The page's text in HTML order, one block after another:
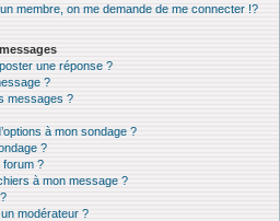
membre, on me demande de me connecter !?
une réponse ?
?
messages ?
à mon sondage ?
?
forum ?
à mon message ?
modérateur ?